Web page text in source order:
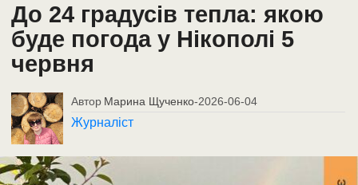
До 24 градусів тепла: якою
буде погода у Нікополі 5
червня
Автор Марина Щученко-2026-06-04
Журналіст